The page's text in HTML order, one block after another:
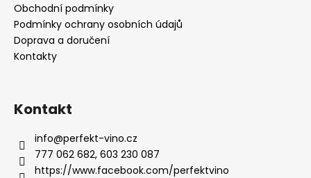
Obchodní podmínky
Podmínky ochrany osobních údajů
Doprava a doručení
Kontakty
Kontakt
info@perfekt-vino.cz
777 062 682, 603 230 087
https://www.facebook.com/perfektvino